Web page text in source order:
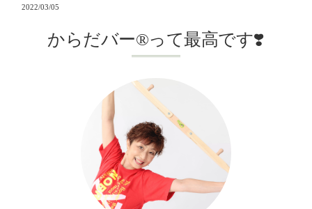
2022/03/05
からだバー®️って最高です❣️